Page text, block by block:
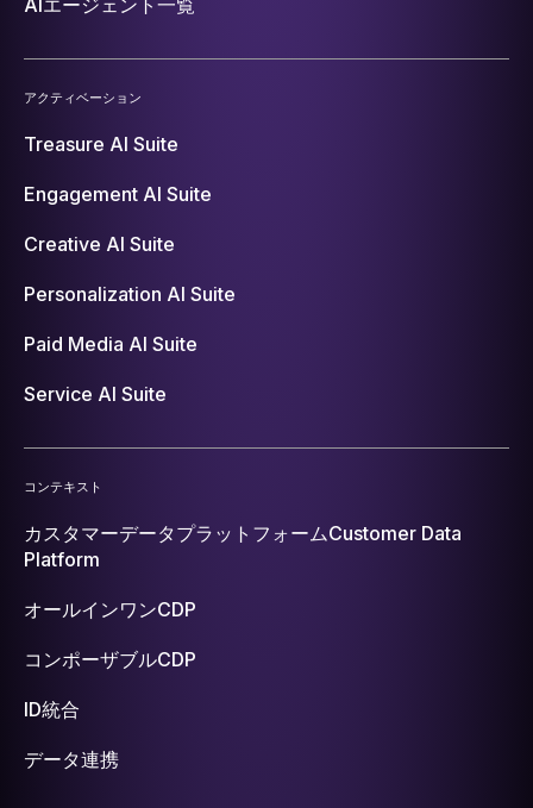
アクティベーション
Treasure AI Suite
Engagement AI Suite
Creative AI Suite
Personalization AI Suite
Paid Media AI Suite
Service AI Suite
コンテキスト
カスタマーデータプラットフォームCustomer Data
Platform
オールインワンCDP
コンポーザブルCDP
ID統合
データ連携